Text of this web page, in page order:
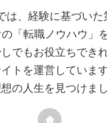
は、経験に基づい
「転職ノウハウ」を
でもお役立ちでき
トを運営しています
の人生を見つけま